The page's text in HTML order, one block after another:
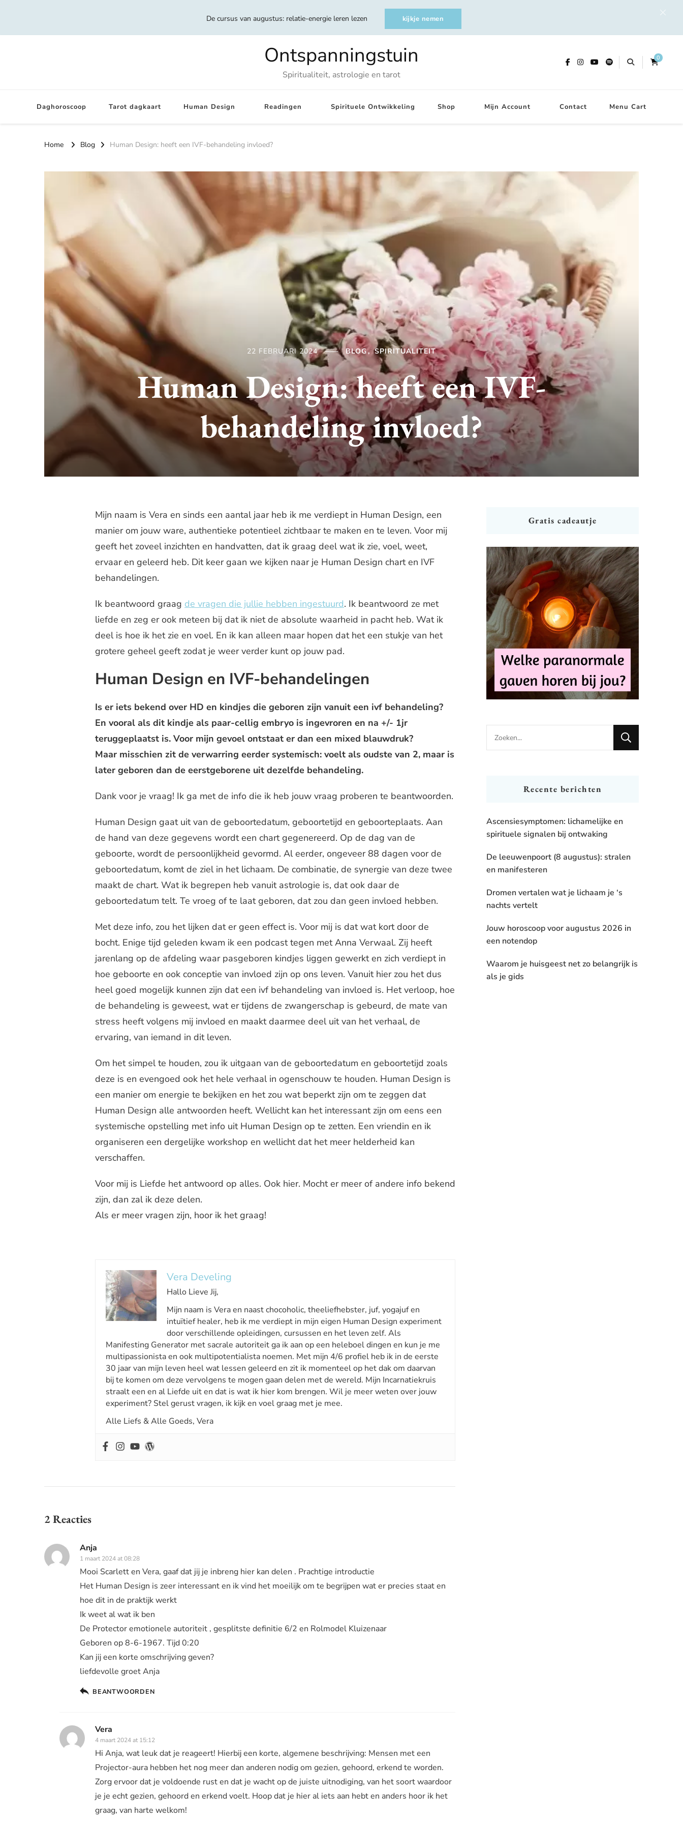
De cursus van augustus: relatie-energie leren lezen kijkje nemen
Ontspanningstuin
Spiritualiteit, astrologie en tarot
0
Daghoroscoop Tarot dagkaart Human Design Readingen Spirituele Ontwikkeling Shop Mijn Account Contact Menu Cart
Home Blog Human Design: heeft een IVF-behandeling invloed?
22 FEBRUARI 2024 BLOG SPIRITUALITEIT
Human Design: heeft een IVF-
behandeling invloed?
Mijn naam is Vera en sinds een aantal jaar heb ik me verdiept in Human Design, een
manier om jouw ware, authentieke potentieel zichtbaar te maken en te leven. Voor mij
geeft het zoveel inzichten en handvatten, dat ik graag deel wat ik zie, voel, weet,
ervaar en geleerd heb. Dit keer gaan we kijken naar je Human Design chart en IVF
behandelingen.
Ik beantwoord graag de vragen die jullie hebben ingestuurd. Ik beantwoord ze met
liefde en zeg er ook meteen bij dat ik niet de absolute waarheid in pacht heb. Wat ik
deel is hoe ik het zie en voel. En ik kan alleen maar hopen dat het een stukje van het
grotere geheel geeft zodat je weer verder kunt op jouw pad.
Human Design en IVF-behandelingen
Is er iets bekend over HD en kindjes die geboren zijn vanuit een ivf behandeling?
En vooral als dit kindje als paar-cellig embryo is ingevroren en na +/- 1jr
teruggeplaatst is. Voor mijn gevoel ontstaat er dan een mixed blauwdruk?
Maar misschien zit de verwarring eerder systemisch: voelt als oudste van 2, maar is
later geboren dan de eerstgeborene uit dezelfde behandeling.
Dank voor je vraag! Ik ga met de info die ik heb jouw vraag proberen te beantwoorden.
Human Design gaat uit van de geboortedatum, geboortetijd en geboorteplaats. Aan
de hand van deze gegevens wordt een chart gegenereerd. Op de dag van de
geboorte, wordt de persoonlijkheid gevormd. Al eerder, ongeveer 88 dagen voor de
geboortedatum, komt de ziel in het lichaam. De combinatie, de synergie van deze twee
maakt de chart. Wat ik begrepen heb vanuit astrologie is, dat ook daar de
geboortedatum telt. Te vroeg of te laat geboren, dat zou dan geen invloed hebben.
Met deze info, zou het lijken dat er geen effect is. Voor mij is dat wat kort door de
bocht. Enige tijd geleden kwam ik een podcast tegen met Anna Verwaal. Zij heeft
jarenlang op de afdeling waar pasgeboren kindjes liggen gewerkt en zich verdiept in
hoe geboorte en ook conceptie van invloed zijn op ons leven. Vanuit hier zou het dus
heel goed mogelijk kunnen zijn dat een ivf behandeling van invloed is. Het verloop, hoe
de behandeling is geweest, wat er tijdens de zwangerschap is gebeurd, de mate van
stress heeft volgens mij invloed en maakt daarmee deel uit van het verhaal, de
ervaring, van iemand in dit leven.
Om het simpel te houden, zou ik uitgaan van de geboortedatum en geboortetijd zoals
deze is en evengoed ook het hele verhaal in ogenschouw te houden. Human Design is
een manier om energie te bekijken en het zou wat beperkt zijn om te zeggen dat
Human Design alle antwoorden heeft. Wellicht kan het interessant zijn om eens een
systemische opstelling met info uit Human Design op te zetten. Een vriendin en ik
organiseren een dergelijke workshop en wellicht dat het meer helderheid kan
verschaffen.
Voor mij is Liefde het antwoord op alles. Ook hier. Mocht er meer of andere info bekend
zijn, dan zal ik deze delen.
Als er meer vragen zijn, hoor ik het graag!
Vera Develing
Hallo Lieve Jij,
Mijn naam is Vera en naast chocoholic, theeliefhebster, juf, yogajuf en
intuïtief healer, heb ik me verdiept in mijn eigen Human Design experiment
door verschillende opleidingen, cursussen en het leven zelf. Als
Manifesting Generator met sacrale autoriteit ga ik aan op een heleboel dingen en kun je me
multipassionista en ook multipotentialista noemen. Met mijn 4/6 profiel heb ik in de eerste
30 jaar van mijn leven heel wat lessen geleerd en zit ik momenteel op het dak om daarvan
bij te komen om deze vervolgens te mogen gaan delen met de wereld. Mijn Incarnatiekruis
straalt een en al Liefde uit en dat is wat ik hier kom brengen. Wil je meer weten over jouw
experiment? Stel gerust vragen, ik kijk en voel graag met je mee.
Alle Liefs & Alle Goeds, Vera
2 Reacties
Anja
1 maart 2024 at 08:28
Mooi Scarlett en Vera, gaaf dat jij je inbreng hier kan delen . Prachtige introductie
Het Human Design is zeer interessant en ik vind het moeilijk om te begrijpen wat er precies staat en
hoe dit in de praktijk werkt
Ik weet al wat ik ben
De Protector emotionele autoriteit , gesplitste definitie 6/2 en Rolmodel Kluizenaar
Geboren op 8-6-1967. Tijd 0:20
Kan jij een korte omschrijving geven?
liefdevolle groet Anja
BEANTWOORDEN
Vera
4 maart 2024 at 15:12
Hi Anja, wat leuk dat je reageert! Hierbij een korte, algemene beschrijving: Mensen met een
Projector-aura hebben het nog meer dan anderen nodig om gezien, gehoord, erkend te worden.
Zorg ervoor dat je voldoende rust en dat je wacht op de juiste uitnodiging, van het soort waardoor
je je echt gezien, gehoord en erkend voelt. Hoop dat je hier al iets aan hebt en anders hoor ik het
graag, van harte welkom!
Gratis cadeautje
Looking
for
Recente berichten
Ascensiesymptomen: lichamelijke en
spirituele signalen bij ontwaking
De leeuwenpoort (8 augustus): stralen
en manifesteren
Dromen vertalen wat je lichaam je ‘s
nachts vertelt
Jouw horoscoop voor augustus 2026 in
een notendop
Waarom je huisgeest net zo belangrijk is
als je gids